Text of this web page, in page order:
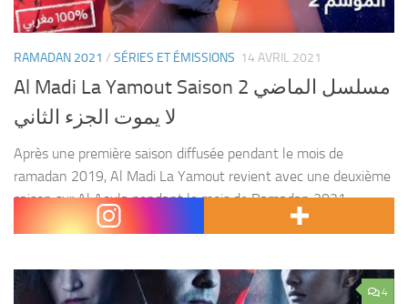
RAMADAN 2021 / SÉRIES ET ÉMISSIONS 14 AVRIL 2021
Al Madi La Yamout Saison 2 مسلسل الماضي
لا يموت الجزء الثاني
Après une première saison diffusée pendant le mois de
ramadan 2019, Al Madi La Yamout revient avec une deuxième
saison sur Al Aoula pendant le mois de Ramadan 2021.
Réalisé par : Hicham Jbari....
4